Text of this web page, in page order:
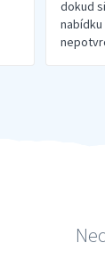
dokud si
nabídku